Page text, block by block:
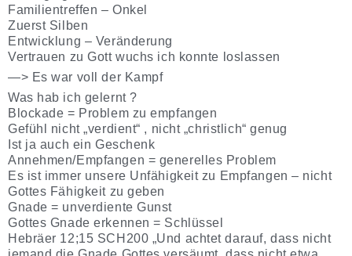
Familientreffen – Onkel
Zuerst Silben
Entwicklung – Veränderung
Vertrauen zu Gott wuchs ich konnte loslassen
—> Es war voll der Kampf
Was hab ich gelernt ?
Blockade = Problem zu empfangen
Gefühl nicht „verdient“ , nicht „christlich“ genug
Ist ja auch ein Geschenk
Annehmen/Empfangen = generelles Problem
Es ist immer unsere Unfähigkeit zu Empfangen – nicht
Gottes Fähigkeit zu geben
Gnade = unverdiente Gunst
Gottes Gnade erkennen = Schlüssel
Hebräer 12;15 SCH200 „Und achtet darauf, dass nicht